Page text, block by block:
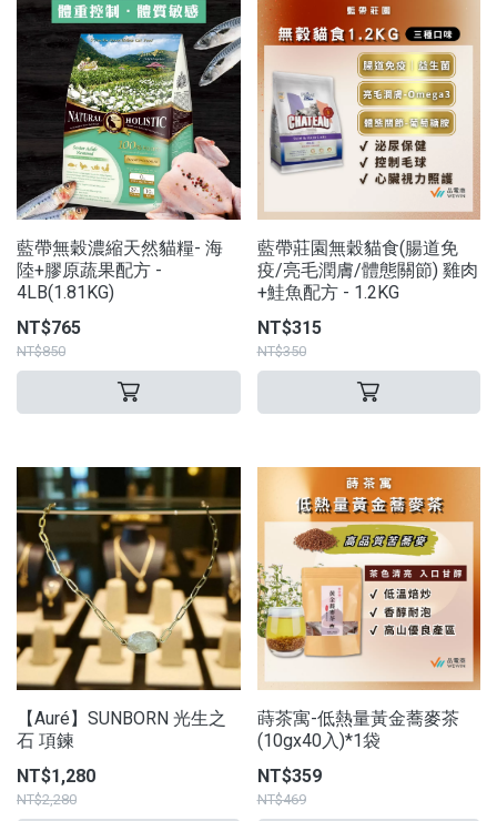
藍帶無穀濃縮天然貓糧- 海
陸+膠原蔬果配方 -
4LB(1.81KG)
NT$765
NT$850
藍帶莊園無穀貓食(腸道免
疫/亮毛潤膚/體態關節) 雞肉
+鮭魚配方 - 1.2KG
NT$315
NT$350
【Auré】SUNBORN 光生之
石 項鍊
NT$1,280
NT$2,280
蒔茶寓-低熱量黃金蕎麥茶
(10gx40入)*1袋
NT$359
NT$469